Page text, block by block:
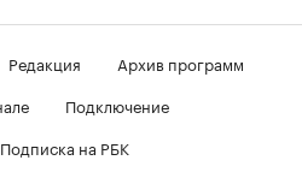
Редакция
Архив программ
Подключение
Подписка на РБК